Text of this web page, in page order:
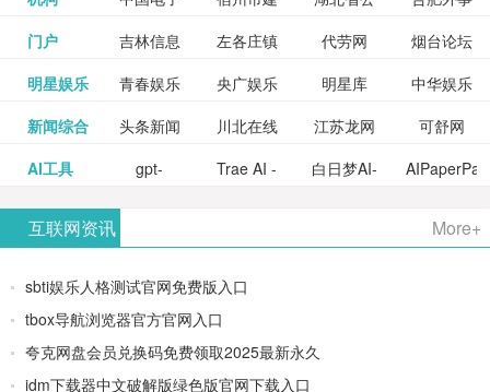
电影会推
荐好电影
给你。
预订 鹰
力资源和
社会保障
力资源和
社会保障
招聘网
检验检疫
业务网
委网 管局 办
湖北省粮
食局
更多>>
门户 吉林信息
网
左各庄镇
论坛
代劳网
烟台论坛
腾讯充值
中心
更多>>
明星娱乐 青春娱乐
网
央广娱乐
网,
明星库 中华娱乐
网
网易娱乐 更多>>
新闻综合 头条新闻 川北在线 江苏龙网
可舒网
巾帼网
更多>>
AI工具 gpt-
OpenAI最
新AI图像
Trae AI -
境/深度集
成
白日梦AI-
- AI论文写
高质量
PPT
互联网资讯 More+
sbti娱乐人格测试官网免费版入口
tbox导航浏览器官方官网入口
夸克网盘会员兑换码免费领取2025最新永久
idm下载器中文破解版绿色版官网下载入口